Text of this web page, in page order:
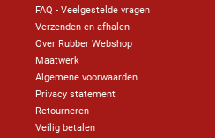
FAQ - Veelgestelde vragen
Verzenden en afhalen
Over Rubber Webshop
Maatwerk
Algemene voorwaarden
Privacy statement
Retourneren
Veilig betalen